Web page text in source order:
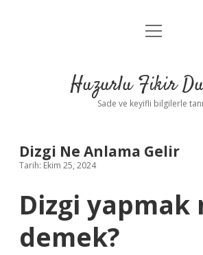
Anasayfa
Yasal Uyarı
menüyü
Huzurlu Fikir
Sade ve keyifli bilgilerle
Dizgi Ne Anlama Gelir
Tarih: Ekim 25, 2024
Dizgi yapmak
demek?